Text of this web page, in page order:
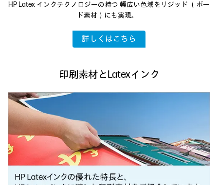
HP Latex インクテクノロジーの持つ 幅広い色域をリジッド （ボー
ド素材）にも実現。
詳しくはこちら
印刷素材とLatexインク